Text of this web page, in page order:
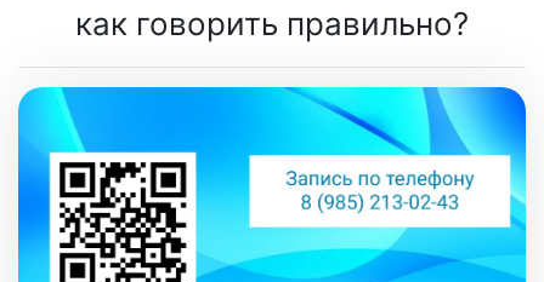
как говорить правильно?